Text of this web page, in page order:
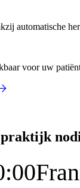
automatische
voor uw